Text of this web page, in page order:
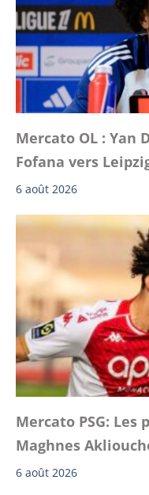
Mercato OL : Yan
Fofana vers
6 août 2026
Mercato PSG:
Maghnes
6 août 2026